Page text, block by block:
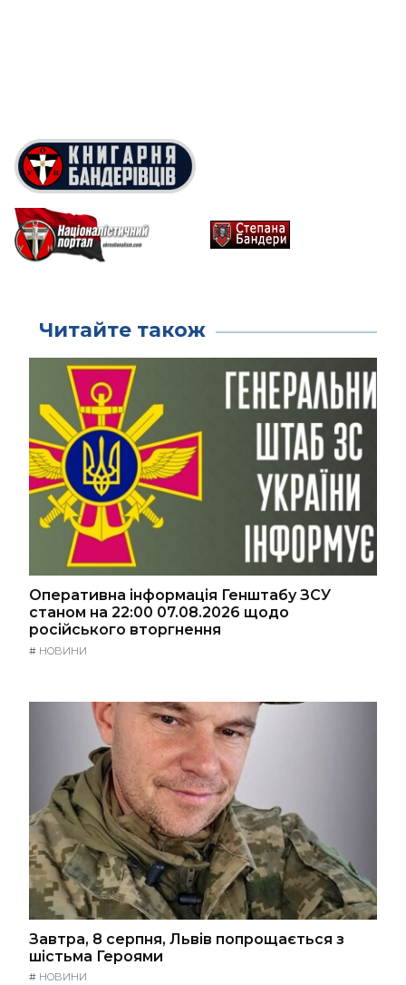
Читайте також
Оперативна інформація Генштабу ЗСУ
станом на 22:00 07.08.2026 щодо
російського вторгнення
# НОВИНИ
Завтра, 8 серпня, Львів попрощається з
шістьма Героями
# НОВИНИ